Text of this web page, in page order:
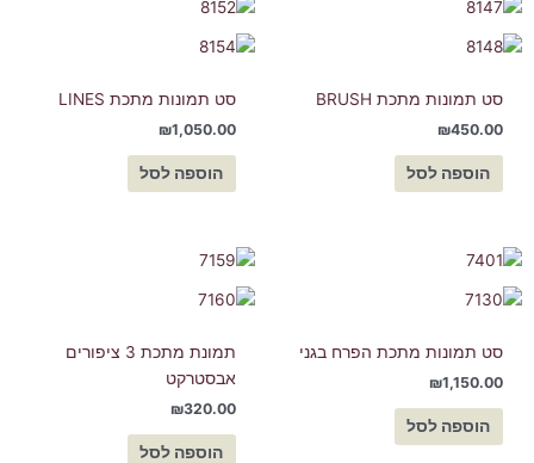
סט תמונות מתכת BRUSH
₪450.00
הוספה לסל
סט תמונות מתכת LINES
₪1,050.00
הוספה לסל
סט תמונות מתכת הפרח בגני
₪1,150.00
הוספה לסל
תמונת מתכת 3 ציפורים
אבסטרקט
₪320.00
הוספה לסל